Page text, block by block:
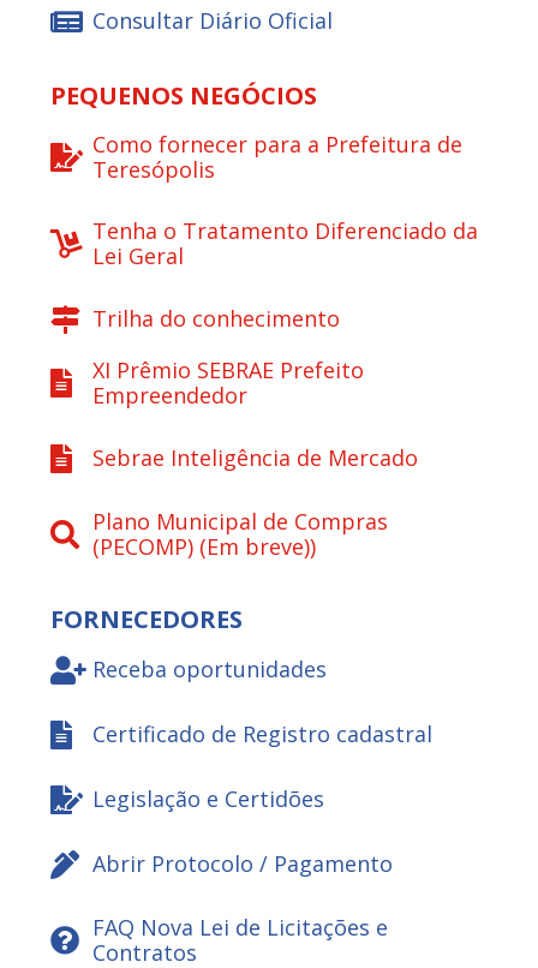
Consultar Diário Oficial
PEQUENOS NEGÓCIOS
Como fornecer para a Prefeitura de
Teresópolis
Tenha o Tratamento Diferenciado da
Lei Geral
Trilha do conhecimento
XI Prêmio SEBRAE Prefeito
Empreendedor
Sebrae Inteligência de Mercado
Plano Municipal de Compras
(PECOMP) (Em breve))
FORNECEDORES
Receba oportunidades
Certificado de Registro cadastral
Legislação e Certidões
Abrir Protocolo / Pagamento
FAQ Nova Lei de Licitações e
Contratos